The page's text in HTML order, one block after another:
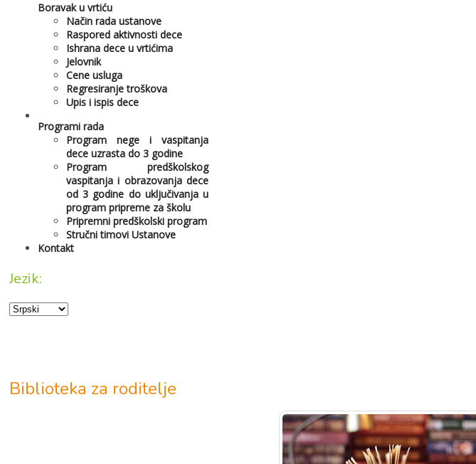
Boravak u vrtiću
Način rada ustanove
Raspored aktivnosti dece
Ishrana dece u vrtićima
Jelovnik
Cene usluga
Regresiranje troškova
Upis i ispis dece
Programi rada
Program nege i vaspitanja
dece uzrasta do 3 godine
Program predškolskog
vaspitanja i obrazovanja dece
od 3 godine do uključivanja u
program pripreme za školu
Pripremni predškolski program
Stručni timovi Ustanove
Kontakt
Jezik:
Biblioteka za roditelje